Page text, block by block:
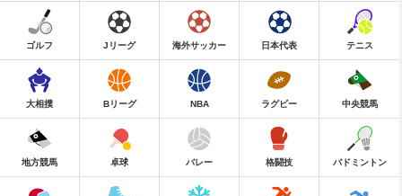
ゴルフ Jリーグ 海外サッカー 日本代表 テニス
大相撲 Bリーグ NBA ラグビー 中央競馬
地方競馬 卓球 バレー 格闘技 バドミントン